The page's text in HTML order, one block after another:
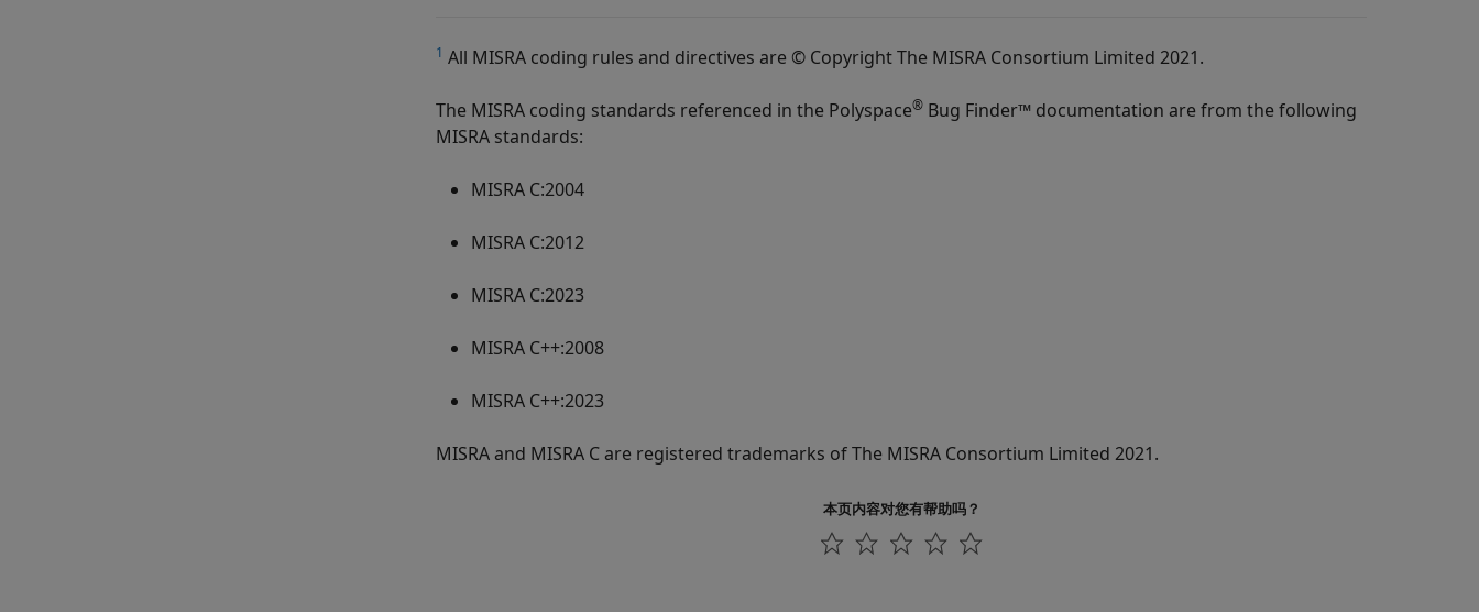
1 All MISRA coding rules and directives are © Copyright The MISRA Consortium Limited 2021.
The MISRA coding standards referenced in the Polyspace® Bug Finder™ documentation are from the following
MISRA standards:
MISRA C:2004
MISRA C:2012
MISRA C:2023
MISRA C++:2008
MISRA C++:2023
MISRA and MISRA C are registered trademarks of The MISRA Consortium Limited 2021.
本页内容对您有帮助吗？